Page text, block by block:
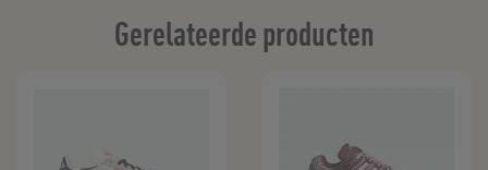
Gerelateerde producten